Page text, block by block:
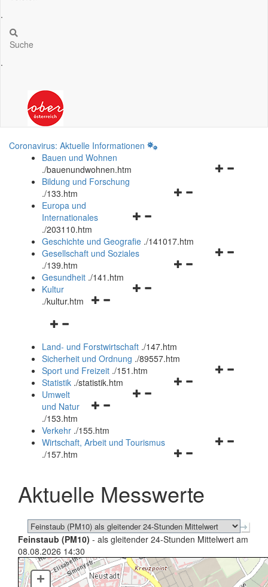
.
Suche
.
Coronavirus: Aktuelle Informationen
Bauen und Wohnen
./bauenundwohnen.htm
Navigationsmenü
Bildung und Forschung
./133.htm
Navigationsmenü
und
schließen
Europa und
Internationales
./203110.htm
Geschichte und Geografie ./141017.htm
Navigationsmenü
Gesellschaft und Soziales
./139.htm
Navigationsmenü
Gesundheit ./141.htm
Navigationsmenü
Kultur
./kultur.htm
Navigationsmenü
und
schließen
Land- und Forstwirtschaft ./147.htm
Sicherheit und Ordnung ./89557.htm
Navigationsmenü
Sport und Freizeit ./151.htm
Navigationsmenü
Statistik ./statistik.htm
Navigationsmenü
und
schließen
Umwelt
und Natur
./153.htm
Verkehr ./155.htm
Navigationsmenü
schließen
Wirtschaft, Arbeit und Tourismus
./157.htm
Aktuelle Messwerte
Feinstaub (PM10) - als gleitender 24-Stunden Mittelwert am
08.08.2026 14:30
+